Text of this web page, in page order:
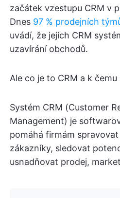
začátek vzestupu CRM v
Dnes 97 % prodejních
uvádí, že jejich CRM
uzavírání obchodů.
Ale co je to CRM a k čemu
Systém CRM (Customer
Management) je
pomáhá firmám
zákazníky, sledovat
usnadňovat prodej,